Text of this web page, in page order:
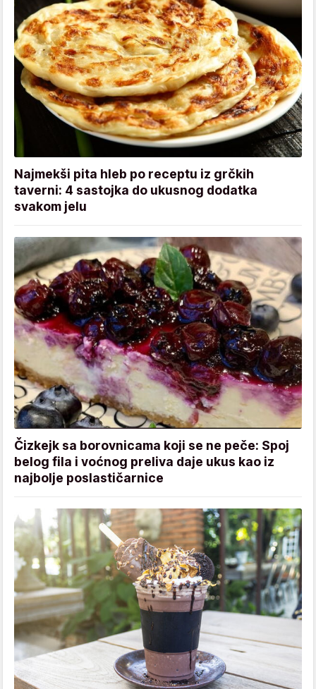
Najmekši pita hleb po receptu iz grčkih
taverni: 4 sastojka do ukusnog dodatka
svakom jelu
Čizkejk sa borovnicama koji se ne peče: Spoj
belog fila i voćnog preliva daje ukus kao iz
najbolje poslastičarnice